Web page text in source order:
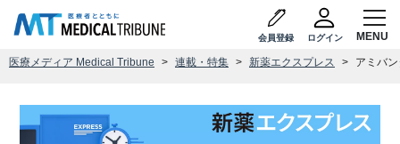
会員登録 ログイン
医療メディア Medical Tribune 連載・特集 新薬エクスプレス アミバ